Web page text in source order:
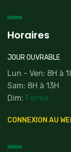
Horaires
JOUR OUVRABLE
Lun - Ven: 8H à
Sam: 8H à 13H
Dim: Fermé
CONNEXION AU